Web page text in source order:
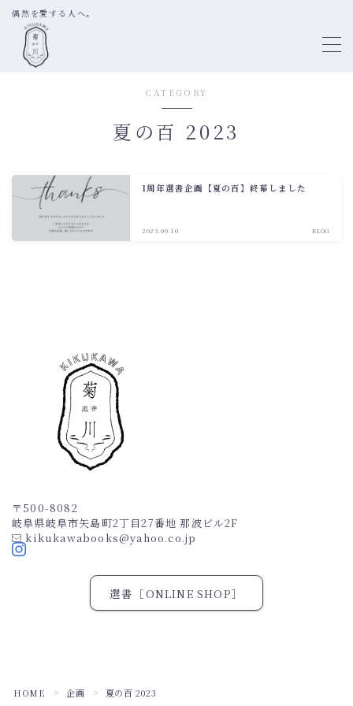
偶然を愛する人へ。
MENU
BOOK SHELF DIRECTION
LITTLE FREE LIBRARY
CASE
MEDIA
NEWS
CONTACT
ONLINE SHOP
CATEGORY
夏の百 2023
1周年選書企画【夏の百】終幕しました
2023.09.10 BLOG
〒500-8082
岐阜県岐阜市矢島町2丁目27番地 那波ビル2F
kikukawabooks@yahoo.co.jp
選書［ONLINE SHOP］
HOME ＞ 企画 ＞ 夏の百 2023